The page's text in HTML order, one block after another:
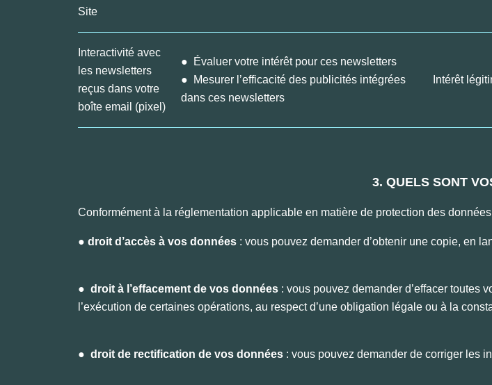
Site
Interactivité avec
les newsletters
reçus dans votre
boîte email (pixel)
● Évaluer votre intérêt pour ces newsletters
● Mesurer l’efficacité des publicités intégrées
dans ces newsletters
Intérêt
3. QUELS SONT
Conformément à la réglementation applicable en matière de protection des
● droit d’accès à vos données : vous pouvez demander d’obtenir une copie, en
● droit à l’effacement de vos données : vous pouvez demander d’effacer toutes
l’exécution de certaines opérations, au respect d’une obligation légale ou à la
● droit de rectification de vos données : vous pouvez demander de corriger les